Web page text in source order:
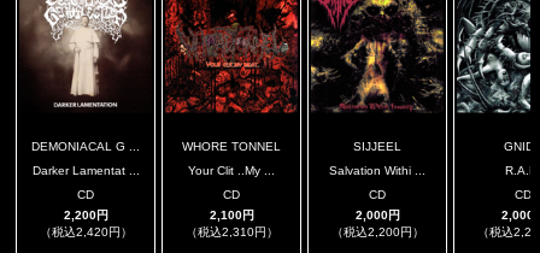
DEMONIACAL G ...
Darker Lamentat ...
CD
2,200円
（税込2,420円）
WHORE TONNEL
Your Clit ..My ...
CD
2,100円
（税込2,310円）
SIJJEEL
Salvation Withi ...
CD
2,000円
（税込2,200円）
R.A.K.
CD
2,000
（税込